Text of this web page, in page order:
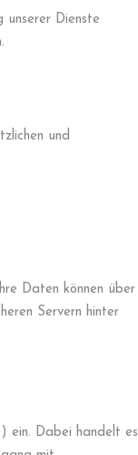
unserer Dienste
und
Daten können über
Servern hinter
ein. Dabei handelt es